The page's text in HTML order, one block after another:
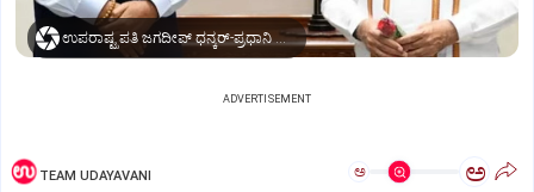
ಉಪರಾಷ್ಟ್ರಪತಿ ಜಗದೀಪ್‌ ಧನ್ಕರ್-ಪ್ರಧಾನಿ ಮೋದಿ
ADVERTISEMENT
TEAM UDAYAVANI ಅ ಅ